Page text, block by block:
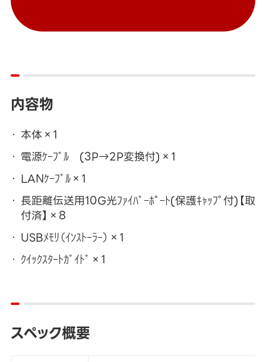
内容物
本体×1
電源ｹｰﾌﾞﾙ (3P→2P変換付)×1
LANｹｰﾌﾞﾙ×1
長距離伝送用10G光ﾌｧｲﾊﾞｰﾎﾟｰﾄ(保護ｷｬｯﾌﾟ付)【取
付済】×8
USBﾒﾓﾘ（ｲﾝｽﾄｰﾗｰ）×1
ｸｲｯｸｽﾀｰﾄｶﾞｲﾄﾞ×1
スペック概要